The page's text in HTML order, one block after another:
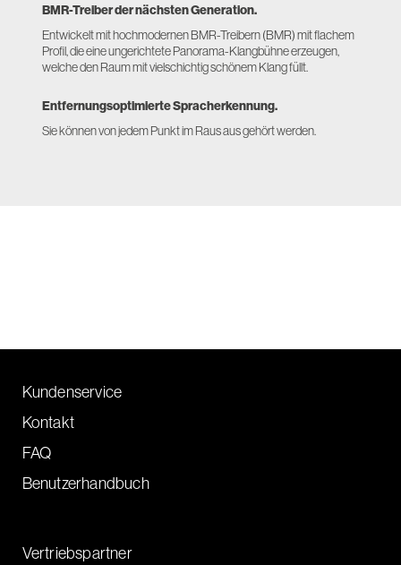
BMR-Treiber der nächsten Generation.
Entwickelt mit hochmodernen BMR-Treibern (BMR) mit flachem
Profil, die eine ungerichtete Panorama-Klangbühne erzeugen,
welche den Raum mit vielschichtig schönem Klang füllt.
Entfernungsoptimierte Spracherkennung.
Sie können von jedem Punkt im Raus aus gehört werden.
Kundenservice
Kontakt
FAQ
Benutzerhandbuch
Vertriebspartner